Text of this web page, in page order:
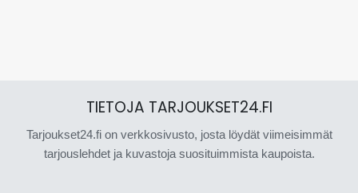
TIETOJA TARJOUKSET24.FI
Tarjoukset24.fi on verkkosivusto, josta löydät viimeisimmät
tarjouslehdet ja kuvastoja suosituimmista kaupoista.